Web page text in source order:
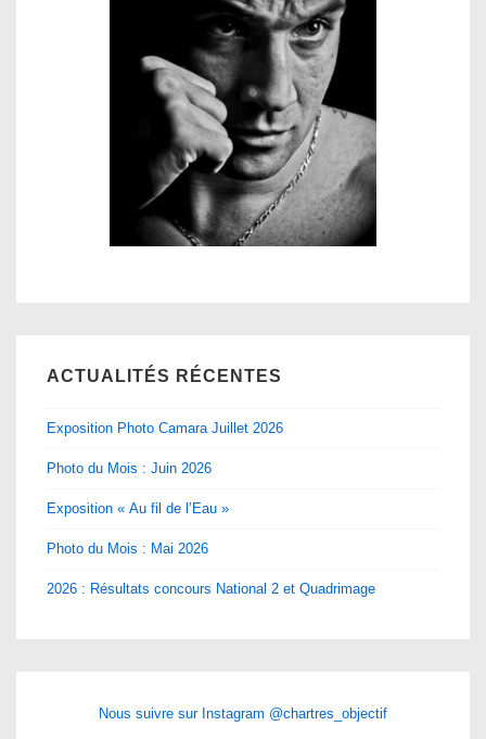
ACTUALITÉS RÉCENTES
Exposition Photo Camara Juillet 2026
Photo du Mois : Juin 2026
Exposition « Au fil de l’Eau »
Photo du Mois : Mai 2026
2026 : Résultats concours National 2 et Quadrimage
Nous suivre sur Instagram @chartres_objectif